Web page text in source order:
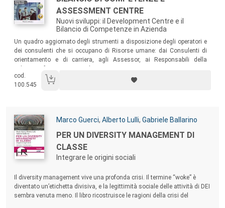
ASSESSMENT CENTRE
Nuovi sviluppi: il Development Centre e il
Bilancio di Competenze in Azienda
Sommario:
Un quadro aggiornato degli strumenti a disposizione degli operatori e
dei consulenti che si occupano di Risorse umane: dai Consulenti di
orientamento e di carriera, agli Assessor, ai Responsabili della
cod.
100.545
Autori:
Marco Guerci, Alberto Lulli, Gabriele Ballarino
Titolo:
PER UN DIVERSITY MANAGEMENT DI
CLASSE
Integrare le origini sociali
Il diversity management vive una profonda crisi. Il termine “woke” è
diventato un’etichetta divisiva, e la legittimità sociale delle attività di DEI
sembra venuta meno. Il libro ricostruisce le ragioni della crisi del